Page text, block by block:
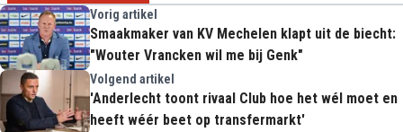
Vorig artikel
Smaakmaker van KV Mechelen klapt uit de biecht:
"Wouter Vrancken wil me bij Genk"
Volgend artikel
'Anderlecht toont rivaal Club hoe het wél moet en
heeft wéér beet op transfermarkt'